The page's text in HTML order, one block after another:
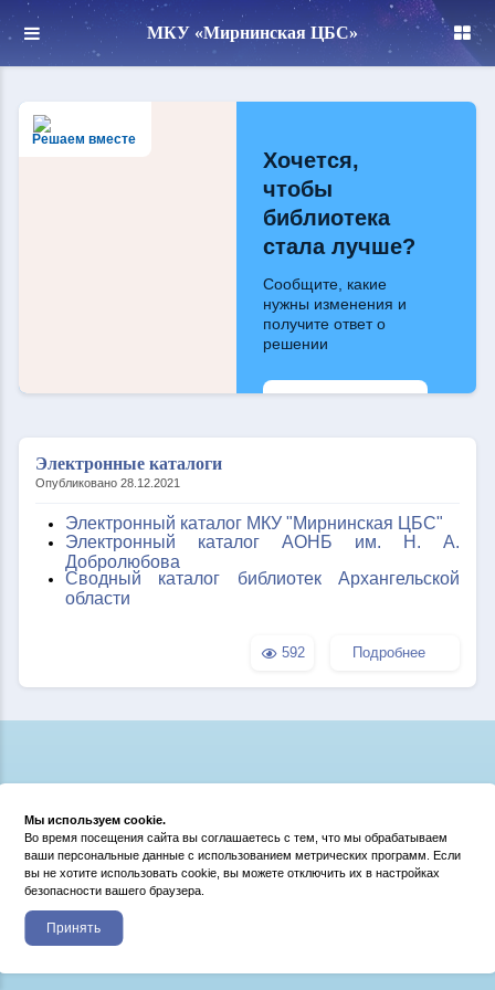
МКУ «Мирнинская ЦБС»
Решаем вместе
Хочется,
чтобы
библиотека
стала лучше?
Сообщите, какие
нужны изменения и
получите ответ о
решении
Электронные каталоги
Опубликовано 28.12.2021
Электронный каталог МКУ "Мирнинская ЦБС"
Электронный каталог АОНБ им. Н. А.
Добролюбова
Сводный каталог библиотек Архангельской
области
592 Подробнее
Мы используем cookie.
Во время посещения сайта вы соглашаетесь с тем, что мы обрабатываем
ваши персональные данные с использованием метрических программ. Если
вы не хотите использовать cookie, вы можете отключить их в настройках
безопасности вашего браузера.
Принять